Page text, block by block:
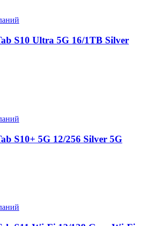
S10 Ultra 5G 16/1TB Silver
S10+ 5G 12/256 Silver 5G